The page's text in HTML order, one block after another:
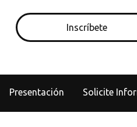
Inscríbete
Presentación Solicite